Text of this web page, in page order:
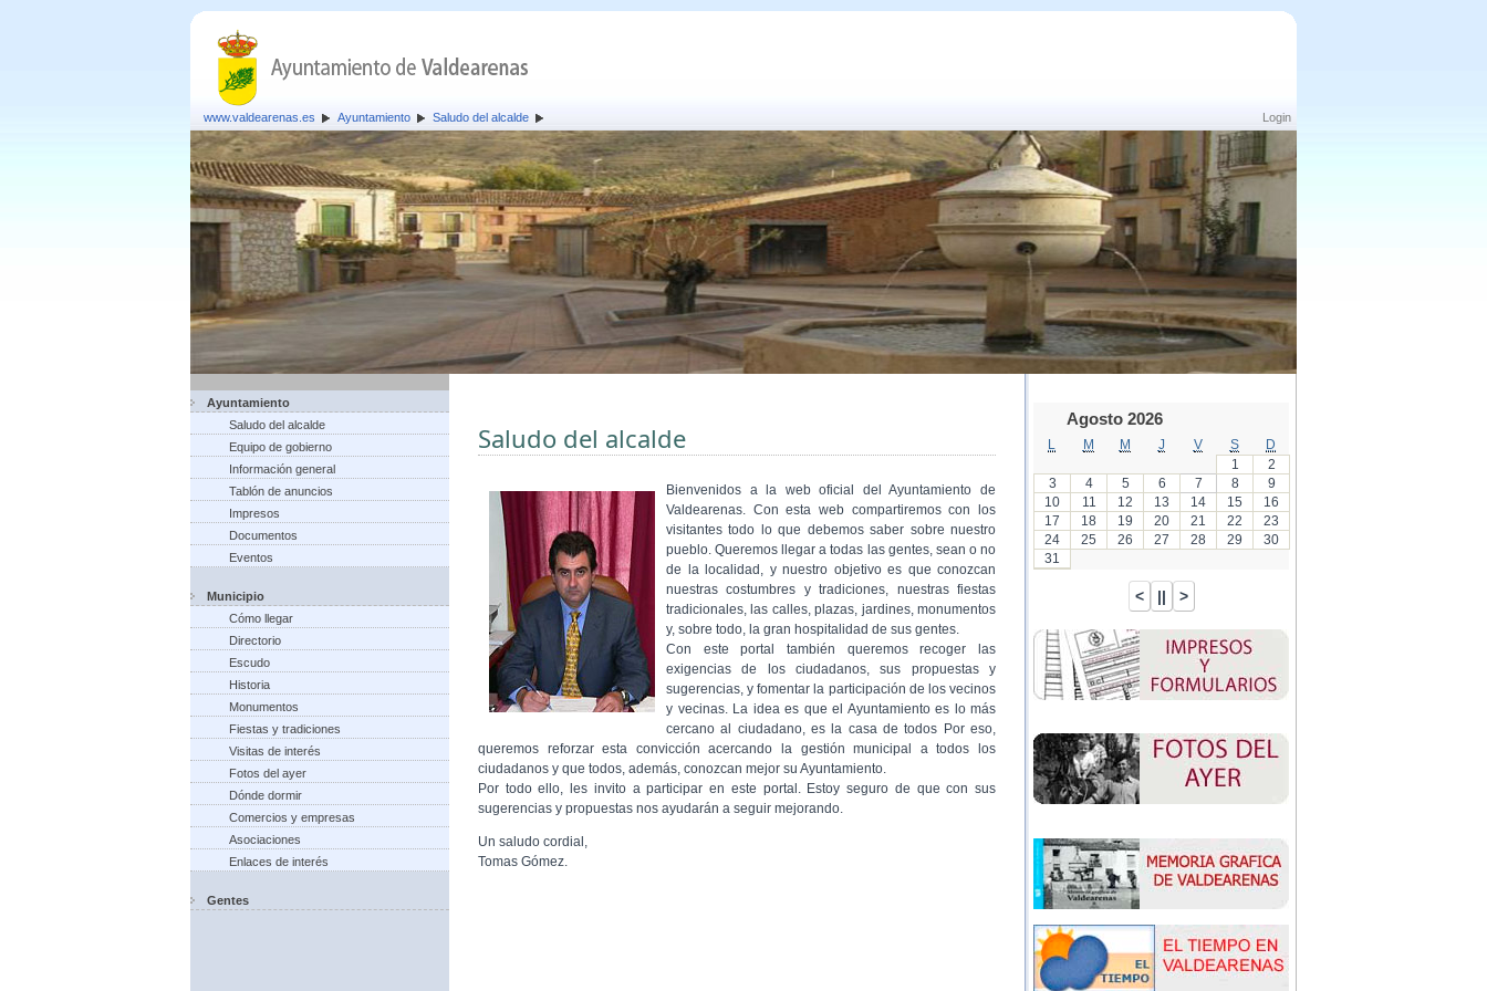
Login
www.valdearenas.es Ayuntamiento Saludo del alcalde
Ayuntamiento
Saludo del alcalde
Equipo de gobierno
Información general
Tablón de anuncios
Impresos
Documentos
Eventos
Municipio
Cómo llegar
Directorio
Escudo
Historia
Monumentos
Fiestas y tradiciones
Visitas de interés
Fotos del ayer
Dónde dormir
Comercios y empresas
Asociaciones
Enlaces de interés
Gentes
Saludo del alcalde
Bienvenidos a la web oficial del Ayuntamiento de
Valdearenas. Con esta web compartiremos con los
visitantes todo lo que debemos saber sobre nuestro
pueblo. Queremos llegar a todas las gentes, sean o no
de la localidad, y nuestro objetivo es que conozcan
nuestras costumbres y tradiciones, nuestras fiestas
tradicionales, las calles, plazas, jardines, monumentos
y, sobre todo, la gran hospitalidad de sus gentes.
Con este portal también queremos recoger las
exigencias de los ciudadanos, sus propuestas y
sugerencias, y fomentar la participación de los vecinos
y vecinas. La idea es que el Ayuntamiento es lo más
cercano al ciudadano, es la casa de todos Por eso,
queremos reforzar esta convicción acercando la gestión municipal a todos los
ciudadanos y que todos, además, conozcan mejor su Ayuntamiento.
Por todo ello, les invito a participar en este portal. Estoy seguro de que con sus
sugerencias y propuestas nos ayudarán a seguir mejorando.
Un saludo cordial,
Tomas Gómez.
Agosto 2026
M M J V S
D
1
2
3
4 5 6 7 8
9
10
11 12 13 14 15
16
17
18 19 20 21 22
23
24
25 26 27 28 29
30
31